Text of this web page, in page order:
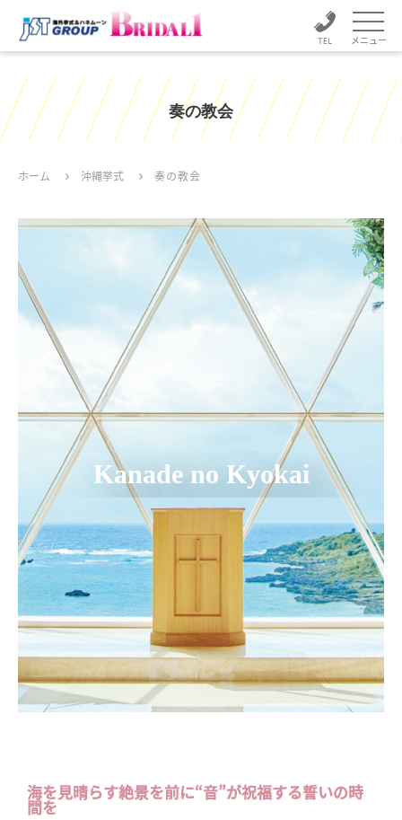
メニュー
奏の教会
ホーム 沖縄挙式 奏の教会
Kanade no Kyokai
海を見晴らす絶景を前に“音”が祝福する誓いの時
間を